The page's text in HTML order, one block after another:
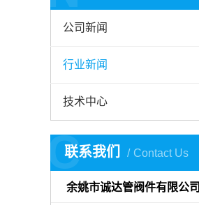
公司新闻
行业新闻
技术中心
联系我们 Contact Us
C
余姚市诚达管阀件有限公司